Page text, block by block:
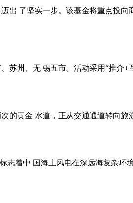
出 了坚实一步。该基金将重点投向
苏州、无 锡五市。活动采用“推介+
的黄金 水道，正从交通通道转向旅
着中 国海上风电在深远海复杂环